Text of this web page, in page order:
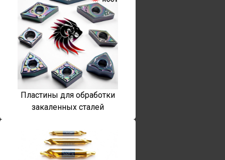
Пластины для обработки
закаленных сталей